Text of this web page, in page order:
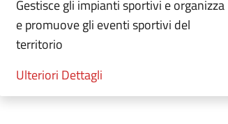
Gestisce gli impianti sportivi e organizza
e promuove gli eventi sportivi del
territorio
Ulteriori Dettagli